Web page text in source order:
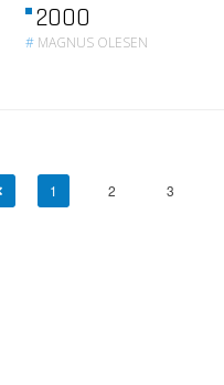
2000
# MAGNUS OLESEN
1 2 3